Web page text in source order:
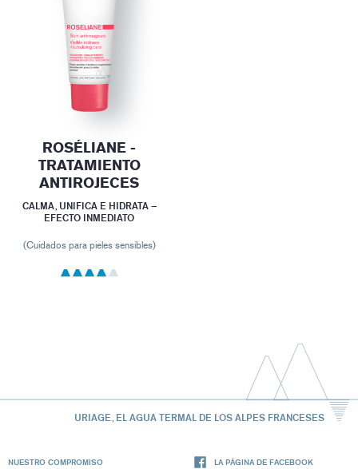
ROSÉLIANE -
TRATAMIENTO
ANTIROJECES
CALMA, UNIFICA E HIDRATA –
EFECTO INMEDIATO
(Cuidados para pieles sensibles)
URIAGE, EL AGUA TERMAL DE LOS ALPES FRANCESES
NUESTRO COMPROMISO LA PÁGINA DE FACEBOOK